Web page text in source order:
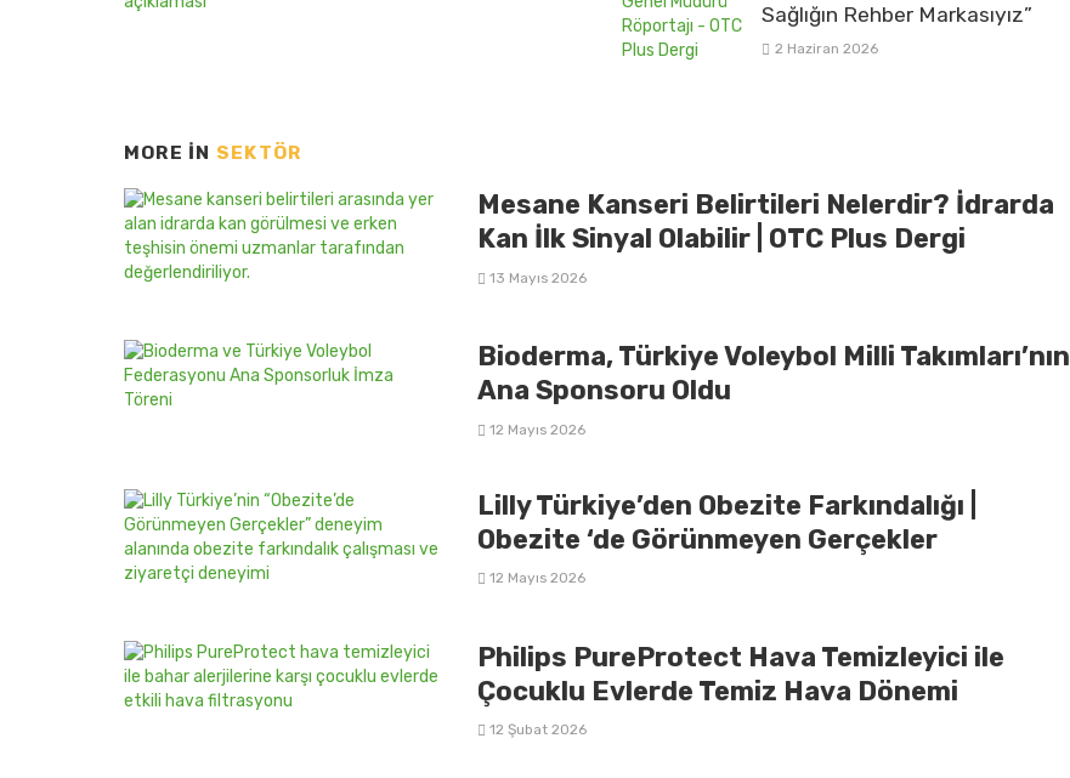
Sağlığın Rehber Markasıyız”
2 Haziran 2026
MORE IN SEKTÖR
Mesane Kanseri Belirtileri Nelerdir? İdrarda
Kan İlk Sinyal Olabilir | OTC Plus Dergi
13 Mayıs 2026
Bioderma, Türkiye Voleybol Milli Takımları’nın
Ana Sponsoru Oldu
12 Mayıs 2026
Lilly Türkiye’den Obezite Farkındalığı |
Obezite ‘de Görünmeyen Gerçekler
12 Mayıs 2026
Philips PureProtect Hava Temizleyici ile
Çocuklu Evlerde Temiz Hava Dönemi
12 Şubat 2026